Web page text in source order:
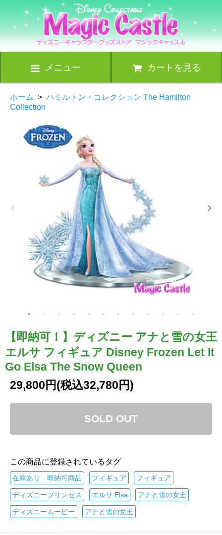
メニュー カートを見る
ホーム > ハミルトン・コレクション The Hamilton
Collection
【即納可！】ディズニー アナと雪の女王
エルサ フィギュア Disney Frozen Let It
Go Elsa The Snow Queen
29,800円(税込32,780円)
SOLD OUT
この商品に登録されているタグ
在庫あり 即納可商品 フィギュア フィギュア
ディズニープリンセス エルサ Elsa アナと雪の女王
ディズニームービー アナと雪の女王